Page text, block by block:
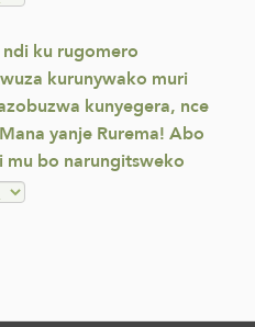
ku rugomero
kurunywako muri
kunyegera, nce
yanje Rurema! Abo
bo narungitsweko